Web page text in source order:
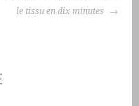
le tissu en dix minutes